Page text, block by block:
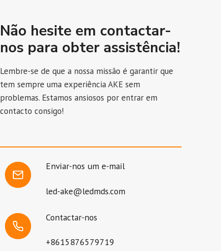
Não hesite em contactar-
nos para obter assistência!
Lembre-se de que a nossa missão é garantir que
tem sempre uma experiência AKE sem
problemas. Estamos ansiosos por entrar em
contacto consigo!
Enviar-nos um e-mail
led-ake@ledmds.com
Contactar-nos
+8615876579719